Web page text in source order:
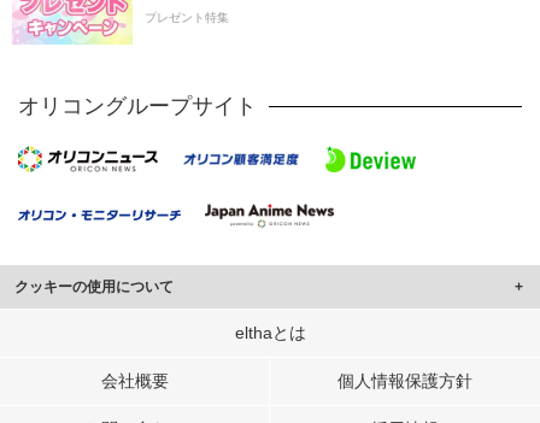
プレゼント特集
オリコングループサイト
クッキーの使用について
このサイトでは Cookie を使用して、ユーザーに合わせたコンテンツや広告の
行っています。
elthaとは
会社概要 個人情報保護方針